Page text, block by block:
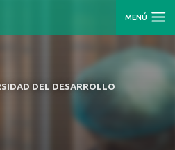
MENÚ
DEL DESARROLLO